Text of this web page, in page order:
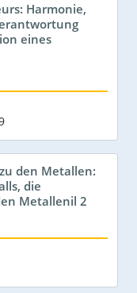
Harmonie,
eines
den Metallen:
die
Metallenil 2